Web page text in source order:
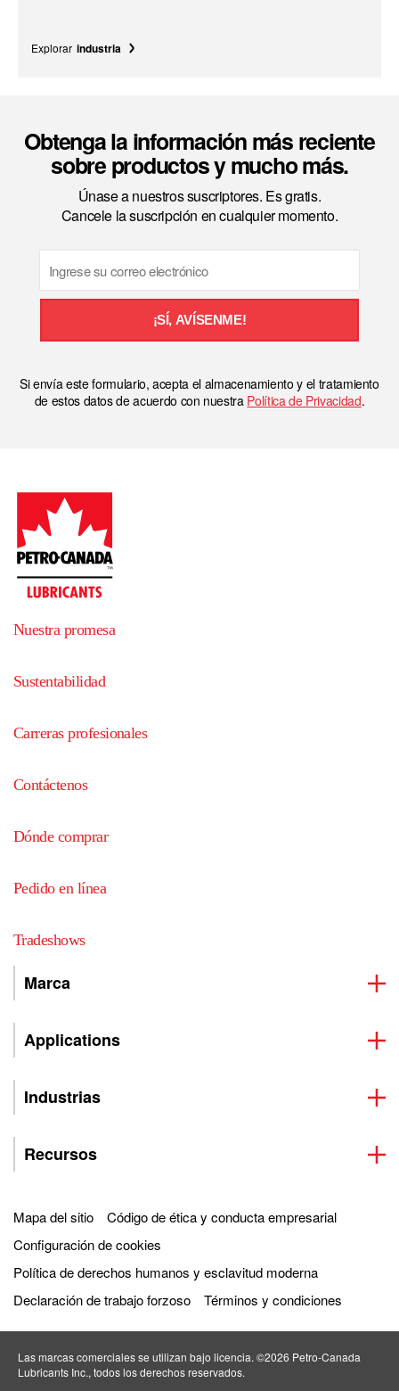
Explorar industria
Obtenga la información más reciente
sobre productos y mucho más.
Únase a nuestros suscriptores. Es gratis.
Cancele la suscripción en cualquier momento.
¡SÍ, AVÍSENME!
Si envía este formulario, acepta el almacenamiento y el tratamiento
de estos datos de acuerdo con nuestra Política de Privacidad.
Nuestra promesa
Sustentabilidad
Carreras profesionales
Contáctenos
Dónde comprar
Pedido en línea
Tradeshows
Marca
Applications
Industrias
Recursos
Mapa del sitio
Código de ética y conducta empresarial
Configuración de cookies
Política de derechos humanos y esclavitud moderna
Declaración de trabajo forzoso
Términos y condiciones
Las marcas comerciales se utilizan bajo licencia. ©2026 Petro‐Canada
Lubricants Inc., todos los derechos reservados.